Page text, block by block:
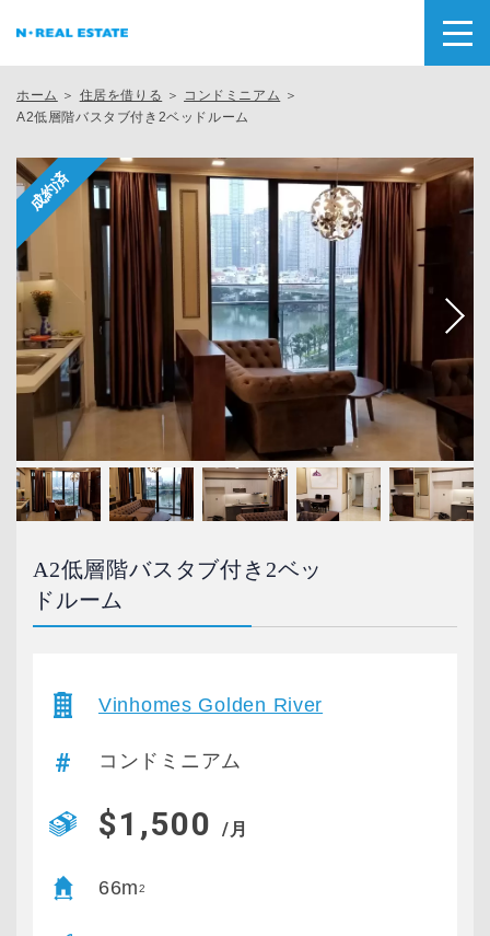
ホーム ＞ 住居を借りる ＞ コンドミニアム ＞
A2低層階バスタブ付き2ベッドルーム
A2低層階バスタブ付き2ベッ
ドルーム
Vinhomes Golden River
コンドミニアム
$1,500 /月
66m2